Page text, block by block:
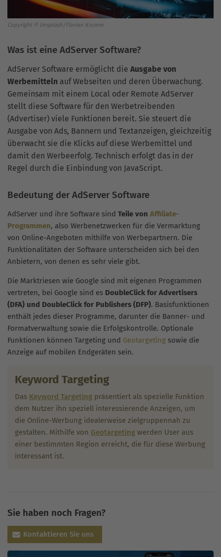
Copyright © Unsplash/Florian Krumm
Was ist eine AdServer Software?
AdServer Software ermöglicht die Ausgabe von
Werbemitteln auf Webseiten und deren Überwachung.
Gemeinsam mit einem Local oder Remote AdServer
stellt diese Software für den Werbetreibenden
(Advertiser) viele Funktionen bereit. Sie steuert die
Ausgabe von Ads, Bannern und Textanzeigen, gleichzeitig
überwacht sie die Klicks auf diese Werbemittel und
damit den Werbeerfolg. Technisch erfolgt das in der
Regel durch die Einbindung von JavaScript.
Bedeutung der AdServer Software
AdServer und ihre Software sind Teile von Affiliate-
Programmen, also Werbenetzwerken für die Vermarktung
von Online-Angeboten mithilfe von Werbepartnern. Die
Funktionalitäten der Software unterscheiden sich bei den
Anbietern, von denen es sehr viele gibt.
Die Marktriesen wie Google sind mit eigenen Programmen
vertreten, bei Google sind es DoubleClick for Advertisers
(DFA) und DoubleClick for Publishers (DFP). Basisfunktionen
enthält jedes dieser Programme, darunter die Banner- und
Formatverwaltung sowie die Erfolgskontrolle. Optionale
Funktionen können Targeting und Geotargeting sowie die
Anzeige auf mobilen Endgeräten sein.
Keyword Targeting
Das Keyword Targeting präsentiert als spezielle Funktion
dem Nutzer ihn speziell interessierende Anzeigen, um
die Online-Werbung idealerweise zielgruppennah zu
gestalten. Mithilfe von Geotargeting werden User aus
einer bestimmten Region erreicht, die für diese Werbung
interessant ist.
Sie haben noch Fragen?
Kontaktieren Sie uns